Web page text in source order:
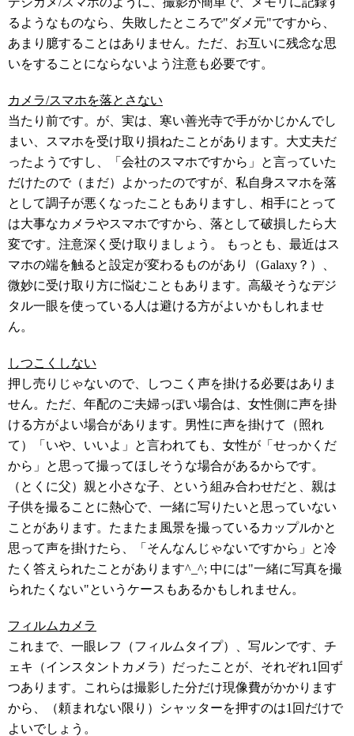
るようなものなら、失敗したところで"ダメ元"ですから、
あまり臆することはありません。ただ、お互いに残念な思
いをすることにならないよう注意も必要です。
カメラ/スマホを落とさない
当たり前です。が、実は、寒い善光寺で手がかじかんでし
まい、スマホを受け取り損ねたことがあります。大丈夫だ
ったようですし、「会社のスマホですから」と言っていた
だけたので（まだ）よかったのですが、私自身スマホを落
として調子が悪くなったこともありますし、相手にとって
は大事なカメラやスマホですから、落として破損したら大
変です。注意深く受け取りましょう。 もっとも、最近はス
マホの端を触ると設定が変わるものがあり（Galaxy？）、
微妙に受け取り方に悩むこともあります。高級そうなデジ
タル一眼を使っている人は避ける方がよいかもしれませ
ん。
しつこくしない
押し売りじゃないので、しつこく声を掛ける必要はありま
せん。ただ、年配のご夫婦っぽい場合は、女性側に声を掛
ける方がよい場合があります。男性に声を掛けて（照れ
て）「いや、いいよ」と言われても、女性が「せっかくだ
から」と思って撮ってほしそうな場合があるからです。
（とくに父）親と小さな子、という組み合わせだと、親は
子供を撮ることに熱心で、一緒に写りたいと思っていない
ことがあります。たまたま風景を撮っているカップルかと
思って声を掛けたら、「そんなんじゃないですから」と冷
たく答えられたことがあります^_^; 中には"一緒に写真を撮
られたくない"というケースもあるかもしれません。
フィルムカメラ
これまで、一眼レフ（フィルムタイプ）、写ルンです、チ
ェキ（インスタントカメラ）だったことが、それぞれ1回ず
つあります。これらは撮影した分だけ現像費がかかります
から、（頼まれない限り）シャッターを押すのは1回だけで
よいでしょう。